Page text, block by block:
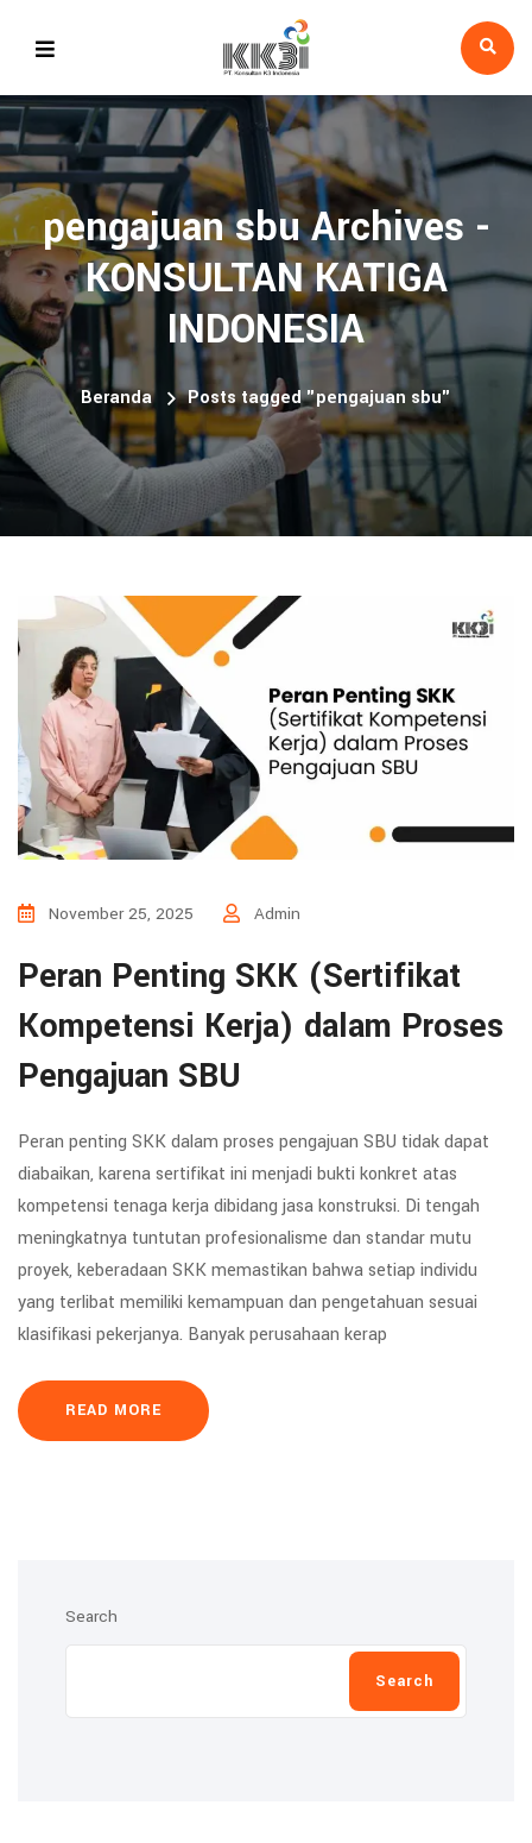
pengajuan sbu Archives -
KONSULTAN KATIGA
INDONESIA
Beranda Posts tagged "pengajuan sbu"
November 25, 2025 Admin
Peran Penting SKK (Sertifikat
Kompetensi Kerja) dalam Proses
Pengajuan SBU
Peran penting SKK dalam proses pengajuan SBU tidak dapat
diabaikan, karena sertifikat ini menjadi bukti konkret atas
kompetensi tenaga kerja dibidang jasa konstruksi. Di tengah
meningkatnya tuntutan profesionalisme dan standar mutu
proyek, keberadaan SKK memastikan bahwa setiap individu
yang terlibat memiliki kemampuan dan pengetahuan sesuai
klasifikasi pekerjanya. Banyak perusahaan kerap
READ MORE
Search
Search